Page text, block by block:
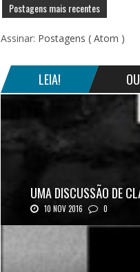
Postagens mais recentes
Assinar: Postagens ( Atom )
LEIA!
UMA DISCUSSÃO DE
10 NOV 2016 0